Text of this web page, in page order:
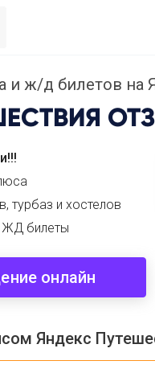
и ж/д билетов на
турбаз и хостелов
ЖД билеты
онлайн
Яндекс